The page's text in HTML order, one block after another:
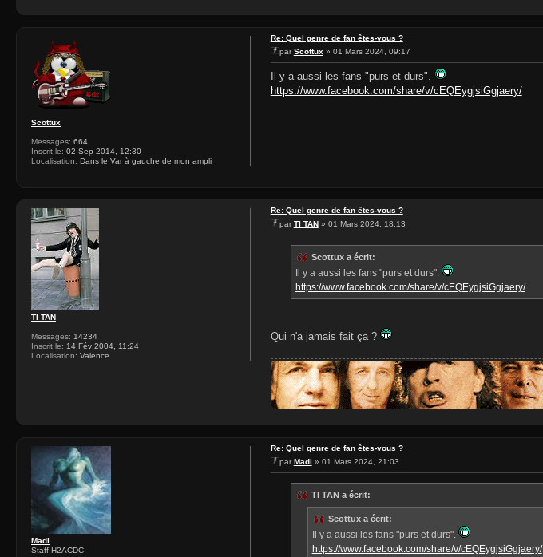
Scottux
Messages: 664
Inscrit le: 02 Sep 2014, 12:30
Localisation: Dans le Var à gauche de mon ampli
Re: Quel genre de fan êtes-vous ?
parScottux » 01 Mars 2024, 09:17
Il y a aussi les fans "purs et durs".
https://www.facebook.com/share/v/cEQEygjsiGgjaery/
TI TAN
Messages: 14234
Inscrit le: 14 Fév 2004, 11:24
Localisation: Valence
Re: Quel genre de fan êtes-vous ?
par TI TAN» 01 Mars 2024, 18:13
Scottux a écrit:
Il y a aussi les fans "purs et durs".
https://www.facebook.com/share/v/cEQEygjsiGgjaery/
Qui n'a jamais fait ça ?
Madi
Staff H2ACDC
Re: Quel genre de fan êtes-vous ?
parMadi » 01 Mars 2024, 21:03
TI TAN a écrit:
Scottux a écrit:
Il y a aussi les fans "purs et durs".
https://www.facebook.com/share/v/cEQEygjsiGgjaery/